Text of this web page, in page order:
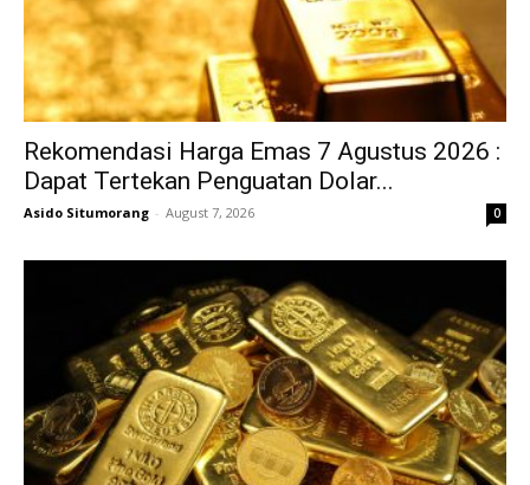
Rekomendasi Harga Emas 7 Agustus 2026 :
Dapat Tertekan Penguatan Dolar...
Asido Situmorang - August 7, 2026 0